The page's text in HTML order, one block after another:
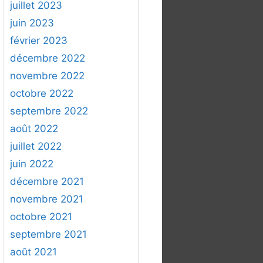
juillet 2023
juin 2023
février 2023
décembre 2022
novembre 2022
octobre 2022
septembre 2022
août 2022
juillet 2022
juin 2022
décembre 2021
novembre 2021
octobre 2021
septembre 2021
août 2021